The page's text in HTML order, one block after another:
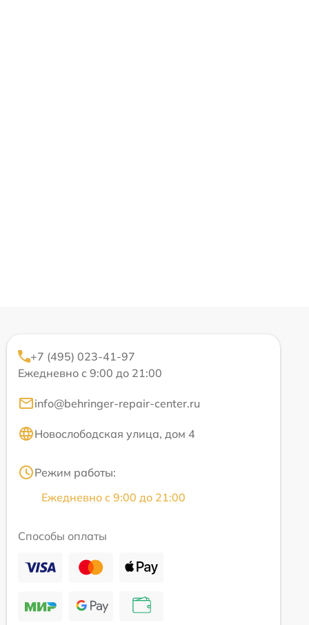
+7 (495) 023-41-97
Ежедневно с 9:00 до 21:00
info@behringer-repair-center.ru
Новослободская улица, дом 4
Режим работы:
Ежедневно с 9:00 до 21:00
Способы оплаты